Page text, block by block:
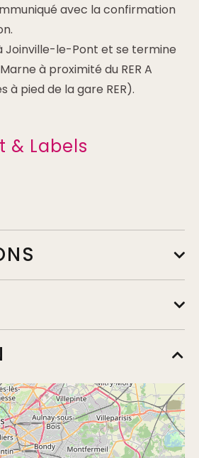
avec la confirmation
Joinville-le-Pont et se termine
à proximité du RER A
à pied de la gare RER).
& Labels